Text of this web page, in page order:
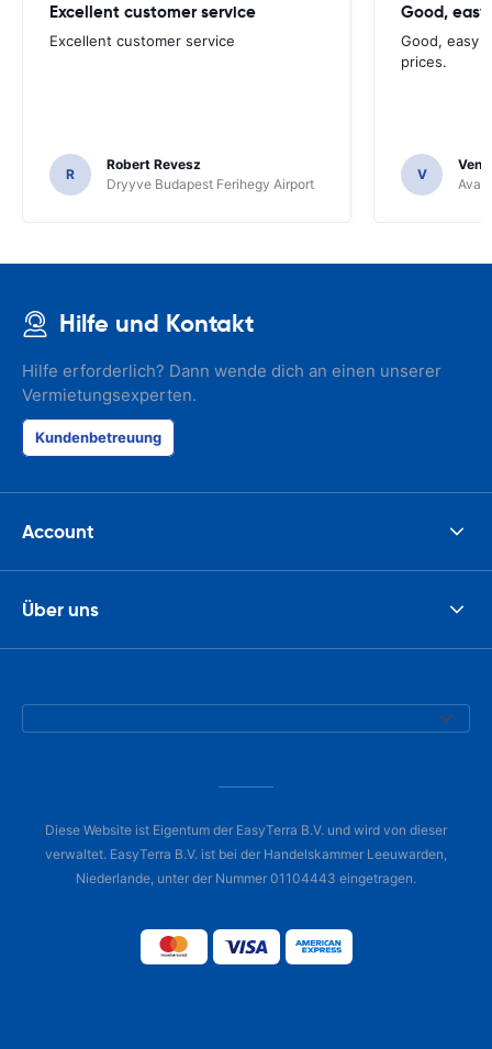
Excellent customer service
Excellent customer service
R
Robert Revesz
Dryyve Budapest Ferihegy Airport
Good,
Good, easy
prices.
V
Hilfe und Kontakt
Hilfe erforderlich? Dann wende dich an einen unserer
Vermietungsexperten.
Kundenbetreuung
Account
Über uns
Diese Website ist Eigentum der EasyTerra B.V. und wird von dieser
verwaltet. EasyTerra B.V. ist bei der Handelskammer Leeuwarden,
Niederlande, unter der Nummer 01104443 eingetragen.